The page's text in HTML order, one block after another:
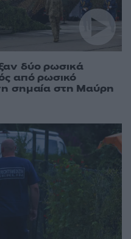
δύο ρωσικά
από ρωσικό
σημαία στη Μαύρη